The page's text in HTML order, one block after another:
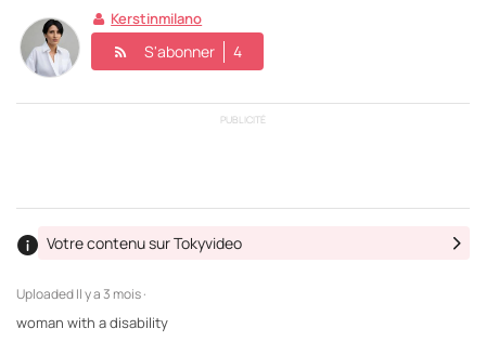
Kerstinmilano
S'abonner 4
PUBLICITÉ
UploadedIl y a 3 mois ·
Votre contenu sur Tokyvideo
woman with a disability